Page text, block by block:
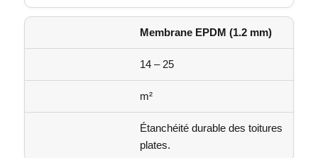
Membrane EPDM (1.2 mm)
14 – 25
m²
Étanchéité durable des toitures
plates.